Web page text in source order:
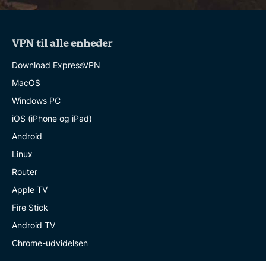
VPN til alle enheder
Download ExpressVPN
MacOS
Windows PC
iOS (iPhone og iPad)
Android
Linux
Router
Apple TV
Fire Stick
Android TV
Chrome-udvidelsen